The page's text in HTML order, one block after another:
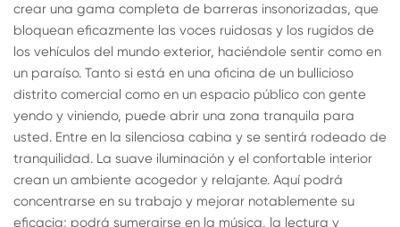
crear una gama completa de barreras insonorizadas, que
bloquean eficazmente las voces ruidosas y los rugidos de
los vehículos del mundo exterior, haciéndole sentir como en
un paraíso. Tanto si está en una oficina de un bullicioso
distrito comercial como en un espacio público con gente
yendo y viniendo, puede abrir una zona tranquila para
usted. Entre en la silenciosa cabina y se sentirá rodeado de
tranquilidad. La suave iluminación y el confortable interior
crean un ambiente acogedor y relajante. Aquí podrá
concentrarse en su trabajo y mejorar notablemente su
eficacia; podrá sumergirse en la música, la lectura y